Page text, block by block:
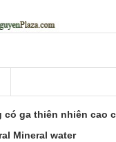
có ga thiên nhiên cao
Mineral water